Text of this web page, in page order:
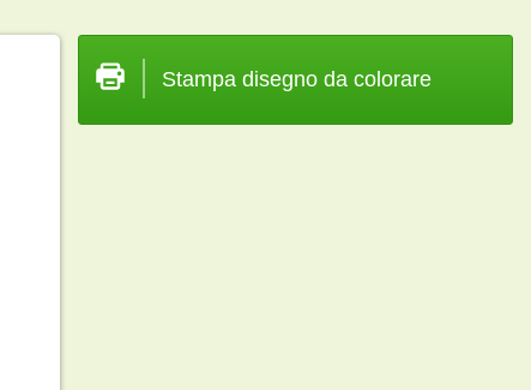
Stampa disegno da colorare